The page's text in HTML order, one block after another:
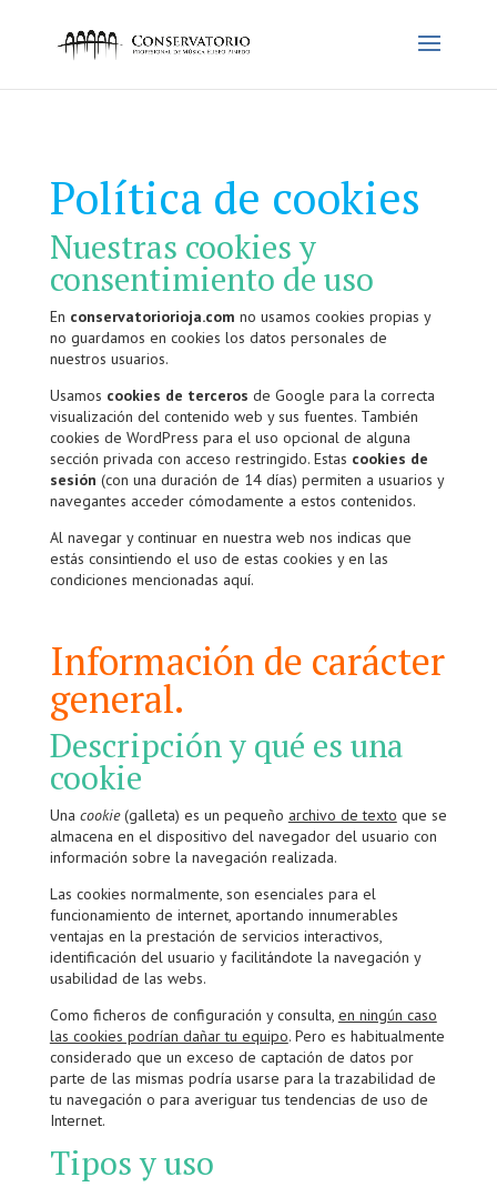
Política de cookies
Nuestras cookies y
consentimiento de uso
En conservatoriorioja.com no usamos cookies propias y
no guardamos en cookies los datos personales de
nuestros usuarios.
Usamos cookies de terceros de Google para la correcta
visualización del contenido web y sus fuentes. También
cookies de WordPress para el uso opcional de alguna
sección privada con acceso restringido. Estas cookies de
sesión (con una duración de 14 días) permiten a usuarios y
navegantes acceder cómodamente a estos contenidos.
Al navegar y continuar en nuestra web nos indicas que
estás consintiendo el uso de estas cookies y en las
condiciones mencionadas aquí.
Información de carácter
general.
Descripción y qué es una
cookie
Una cookie (galleta) es un pequeño archivo de texto que se
almacena en el dispositivo del navegador del usuario con
información sobre la navegación realizada.
Las cookies normalmente, son esenciales para el
funcionamiento de internet, aportando innumerables
ventajas en la prestación de servicios interactivos,
identificación del usuario y facilitándote la navegación y
usabilidad de las webs.
Como ficheros de configuración y consulta, en ningún caso
las cookies podrían dañar tu equipo. Pero es habitualmente
considerado que un exceso de captación de datos por
parte de las mismas podría usarse para la trazabilidad de
tu navegación o para averiguar tus tendencias de uso de
Internet.
Tipos y uso